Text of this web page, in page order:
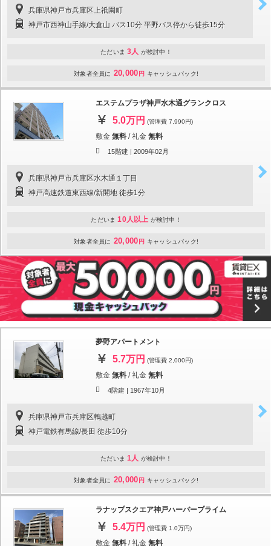
兵庫県神戸市兵庫区上祇園町
神戸市西神山手線/大倉山 バス10分 平野バス停から徒歩15分
ただいま 3人 が検討中！
対象者全員に 20,000 円 キャッシュバック!
エステムプラザ神戸水木通グランクロス
5.0万円 (管理費 7,990円)
敷金 無料 /礼金 無料
15階建 | 2009年02月
兵庫県神戸市兵庫区水木通１丁目
神戸高速鉄道東西線/新開地 徒歩1分
ただいま 10人以上 が検討中！
対象者全員に 20,000 円 キャッシュバック!
夢野アパートメント
5.7万円 (管理費 2,000円)
敷金 無料 /礼金 無料
4階建 | 1967年10月
兵庫県神戸市兵庫区鵯越町
神戸電鉄有馬線/長田 徒歩10分
ただいま 1人 が検討中！
対象者全員に 20,000 円 キャッシュバック!
ラナップスクエア神戸ハーバープライム
5.4万円 (管理費 1.0万円)
敷金 無料 /礼金 無料